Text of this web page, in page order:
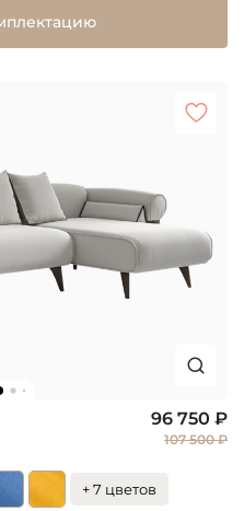
96 750 ₽
107 500 ₽
+ 7 цветов